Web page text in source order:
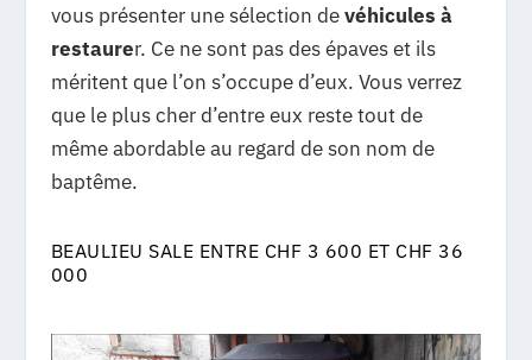
vous présenter une sélection devéhicules à
restaurer. Ce ne sont pas des épaves et ils
méritent que l’on s’occupe d’eux. Vous verrez
que le plus cher d’entre eux reste tout de
même abordable au regard de son nom de
baptême.
BEAULIEU SALE ENTRE CHF 3 600 ET CHF 36
000